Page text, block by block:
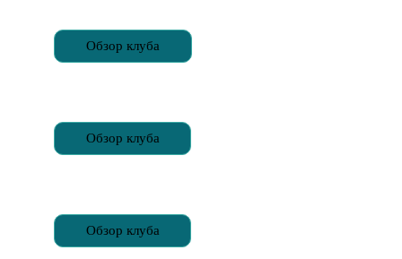
Обзор клуба
Обзор клуба
Обзор клуба